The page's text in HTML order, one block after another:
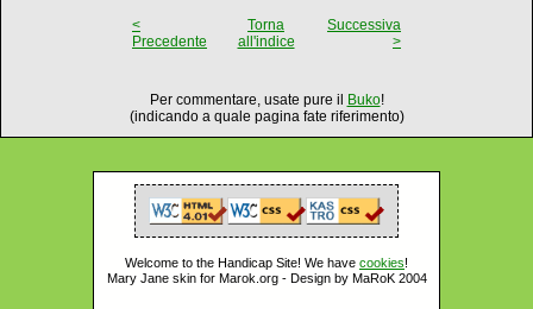
<
Precedente
Torna
all'indice
Successiva
>
Per commentare, usate pure il Buko!
(indicando a quale pagina fate riferimento)
Welcome to the Handicap Site! We have cookies!
Mary Jane skin for Marok.org - Design by MaRoK 2004